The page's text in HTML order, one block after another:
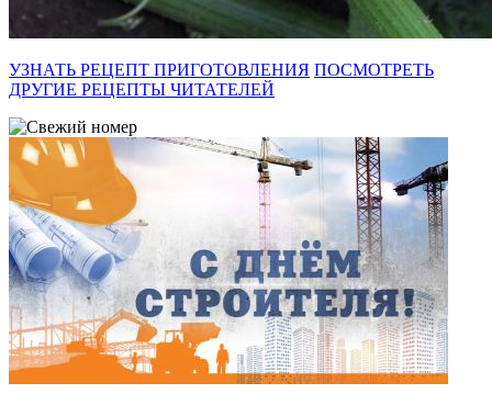
УЗНАТЬ РЕЦЕПТ ПРИГОТОВЛЕНИЯ ПОСМОТРЕТЬ
ДРУГИЕ РЕЦЕПТЫ ЧИТАТЕЛЕЙ